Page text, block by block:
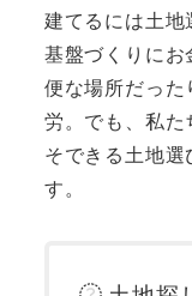
建てるには土地
基盤づくりにお
便な場所だった
労。でも、私た
そできる土地選
す。